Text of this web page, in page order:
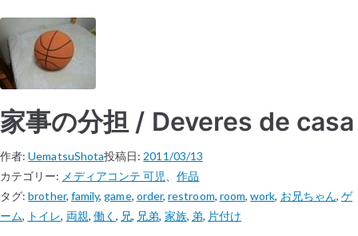
家事の分担 / Deveres de casa
作者:UematsuShota投稿日: 2011/03/13
カテゴリー: メディアコンテ 可児 、作品
タグ:brother, family,game, order,restroom, room,work, お兄ちゃん, ゲ
ーム, トイレ, 両親, 働く , 兄, 兄弟, 家族, 弟, 片付け